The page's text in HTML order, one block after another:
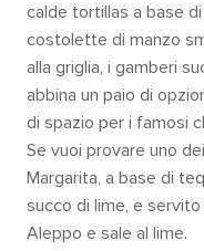
calde tortillas a base
costolette di manzo
alla griglia, i gamberi
abbina un paio di
di spazio per i famosi
Se vuoi provare uno
Margarita, a base di
succo di lime, e
Aleppo e sale al lime.